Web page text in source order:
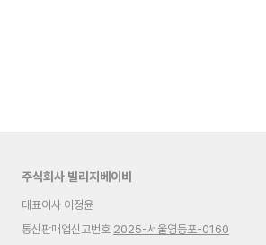
주식회사 빌리지베이비
대표이사 이정윤
통신판매업신고번호 2025-서울영등포-0160